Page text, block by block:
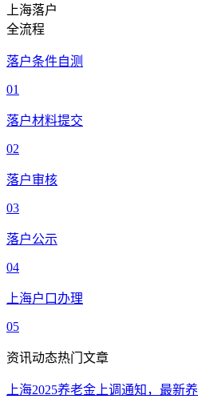
上海落户
全流程
落户条件自测
01
落户材料提交
02
落户审核
03
落户公示
04
上海户口办理
05
资讯动态热门文章
上海2025养老金上调通知，最新